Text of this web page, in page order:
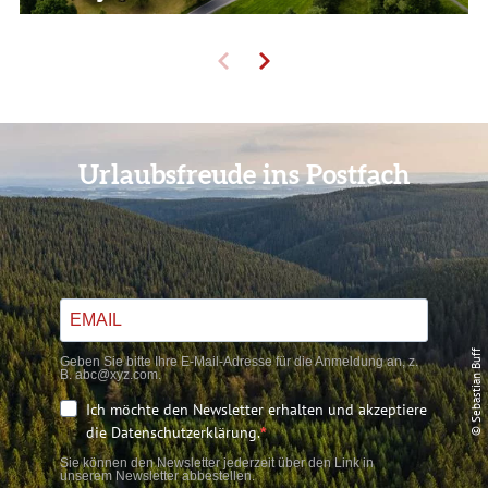
© Sebastian Buff
Urlaubsfreude ins Postfach
Geben Sie bitte Ihre E-Mail-Adresse für die Anmeldung an, z.
B. abc@xyz.com.
Ich möchte den Newsletter erhalten und akzeptiere
die Datenschutzerklärung.
Sie können den Newsletter jederzeit über den Link in
unserem Newsletter abbestellen.